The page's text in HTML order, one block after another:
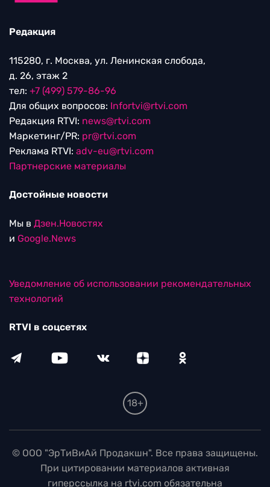
Редакция
115280, г. Москва, ул. Ленинская слобода,
д. 26, этаж 2
тел: +7 (499) 579-86-96
Для общих вопросов: Infortvi@rtvi.com
Редакция RTVI: news@rtvi.com
Маркетинг/PR: pr@rtvi.com
Реклама RTVI: adv-eu@rtvi.com
Партнерские материалы
Достойные новости
Мы в Дзен.Новостях
и Google.News
Уведомление об использовании рекомендательных
технологий
RTVI в соцсетях
18+
© ООО "ЭрТиВиАй Продакшн". Все права защищены.
При цитировании материалов активная
гиперссылка на rtvi.com обязательна